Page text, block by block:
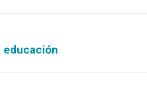
educación